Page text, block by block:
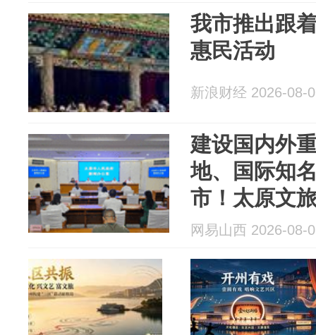
我市推出跟
惠民活动
新浪财经 2026-08-
建设国内外
地、国际知
市！太原文
五”发展新篇
网易山西 2026-08-